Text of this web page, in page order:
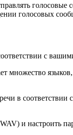
голосовые
голосовых
с
множество
в
и настроить